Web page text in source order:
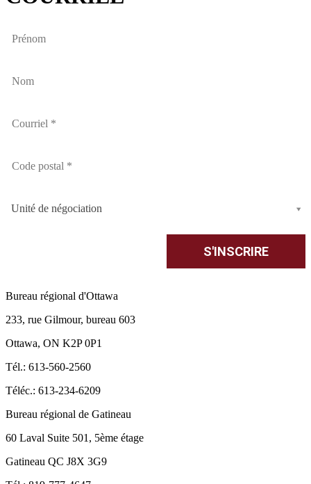
Unité de négociation
Bureau régional d'Ottawa
233, rue Gilmour, bureau 603
Ottawa, ON K2P 0P1
Tél.: 613-560-2560
Téléc.: 613-234-6209
Bureau régional de Gatineau
60 Laval Suite 501, 5ème étage
Gatineau QC J8X 3G9